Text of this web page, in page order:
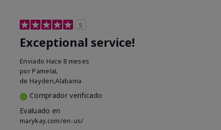
5
Exceptional service!
Enviado Hace 8 meses
por PamelaL
de Hayden,Alabama
Comprador verificado
Evaluado en
marykay.com/en-us/